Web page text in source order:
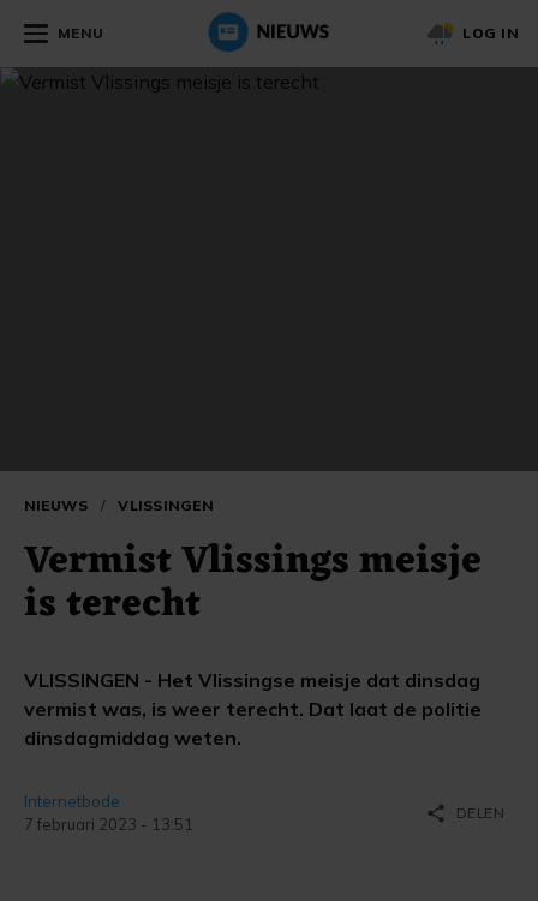
MENU LOG IN
NIEUWS / VLISSINGEN
Vermist Vlissings meisje
is terecht
VLISSINGEN - Het Vlissingse meisje dat dinsdag
vermist was, is weer terecht. Dat laat de politie
dinsdagmiddag weten.
Internetbode
7 februari 2023 - 13:51
share DELEN